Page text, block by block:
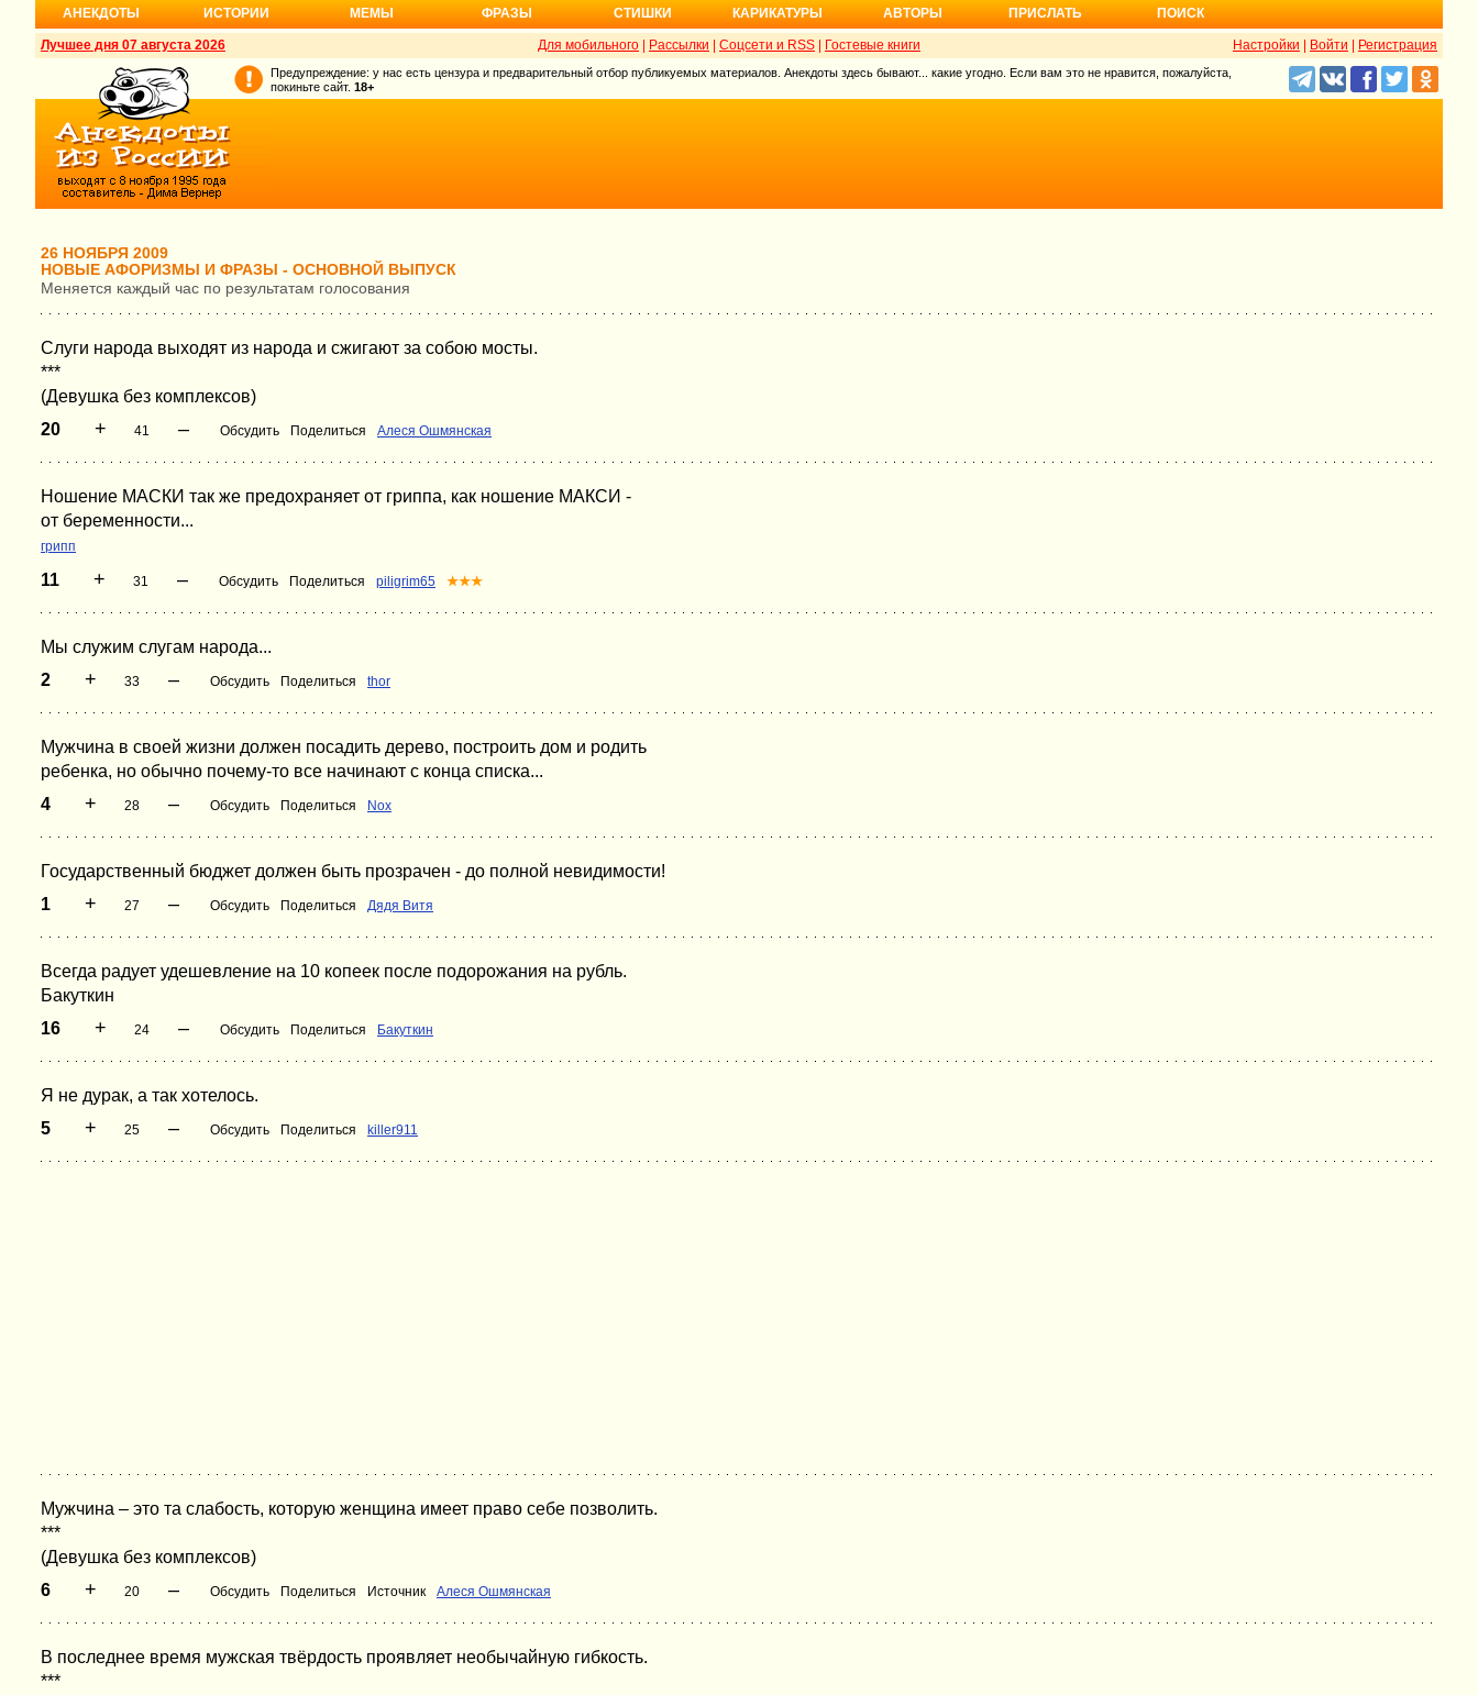
АНЕКДОТЫ ИСТОРИИ МЕМЫ ФРАЗЫ СТИШКИ КАРИКАТУРЫ АВТОРЫ ПРИСЛАТЬ ПОИСК
Лучшее дня 07 августа 2026 Настройки Войти Регистрация
Для мобильного Рассылки Соцсети и RSS Гостевые книги
Предупреждение: у нас есть цензура и предварительный отбор публикуемых материалов. Анекдоты здесь бывают... какие угодно. Если вам это не нравится, пожалуйста,
покиньте сайт. 18+
26 НОЯБРЯ 2009
НОВЫЕ АФОРИЗМЫ И ФРАЗЫ - ОСНОВНОЙ ВЫПУСК
Меняется каждый час по результатам голосования
Слуги народа выходят из народа и сжигают за собою мосты.
***
(Девушка без комплексов)
20
+ 41 – Обсудить Поделиться Алеся Ошмянская
Ношение МАСКИ так же предохраняет от гриппа, как ношение МАКСИ -
от беременности...
грипп
11 + 31 – Обсудить Поделиться piligrim65 ★★★
Мы служим слугам народа...
2
+ 33 – Обсудить Поделиться thor
Мужчина в своей жизни должен посадить дерево, построить дом и родить
ребенка, но обычно почему-то все начинают с конца списка...
4
+ 28 – Обсудить Поделиться Nox
Государственный бюджет должен быть прозрачен - до полной невидимости!
1
+ 27 – Обсудить Поделиться Дядя Витя
Всегда радует удешевление на 10 копеек после подорожания на рубль.
Бакуткин
16
+ 24 – Обсудить Поделиться Бакуткин
Я не дурак, а так хотелось.
5
+ 25 – Обсудить Поделиться killer911
Мужчина – это та слабость, которую женщина имеет право себе позволить.
***
(Девушка без комплексов)
6
+ 20 – Обсудить Поделиться Источник Алеся Ошмянская
В последнее время мужская твёрдость проявляет необычайную гибкость.
***